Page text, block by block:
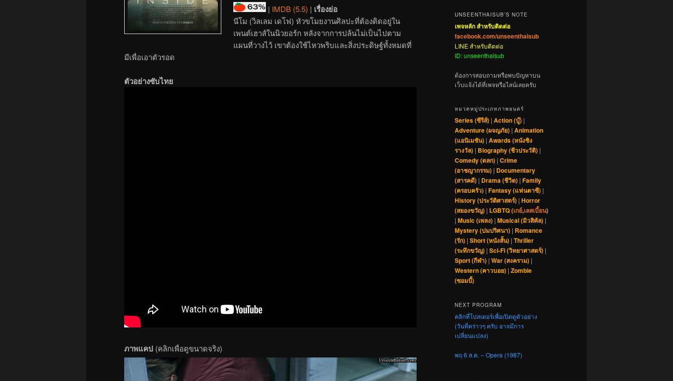
| IMDB (5.5) | เรื่องย่อ
นีโม (วิลเลม เดโฟ) หัวขโมยงานศิลปะที่ต้องติดอยู่ใน
เพนต์เฮาส์ในนิวยอร์ก หลังจากการปล้นไม่เป็นไปตาม
แผนที่วางไว้ เขาต้องใช้ไหวพริบและสิ่งประดิษฐ์ทั้งหมดที่
มีเพื่อเอาตัวรอด
ตัวอย่างซับไทย
ภาพแคป (คลิกเพื่อดูขนาดจริง)
UNSEENTHAISUB’S NOTE
เพจหลัก สำหรับติดต่อ
facebook.com/unseenthaisub
LINE สำหรับติดต่อ
ID: unseenthaisub
ต้องการสอบถามหรือพบปัญหาบน
เว็บแจ้งได้ที่เพจหรือไลน์เลยครับ
หมวดหมู่ประเภทภาพยนตร์
Series (ซีรีส์) | Action (บู๊) |
Adventure (ผจญภัย) | Animation
(แอนิเมชัน) | Awards (หนังชิง
รางวัล) | Biography (ชีวประวัติ) |
Comedy (ตลก) | Crime
(อาชญากรรม) | Documentary
(สารคดี) | Drama (ชีวิต) | Family
(ครอบครัว) | Fantasy (แฟนตาซี) |
History (ประวัติศาสตร์) | Horror
(สยองขวัญ) | LGBTQ (เกย์,เลสเบี้ยน)
| Music (เพลง) | Musical (มิวสิคัล) |
Mystery (ปมปริศนา) | Romance
(รัก) | Short (หนังสั้น) | Thriller
(ระทึกขวัญ) | Sci-Fi (วิทยาศาสตร์) |
Sport (กีฬา) | War (สงคราม) |
Western (คาวบอย) | Zombie
(ซอมบี้)
NEXT PROGRAM
คลิกที่โปสเตอร์เพื่อเปิดดูตัวอย่าง
(วันที่คร่าวๆ ครับ อาจมีการ
เปลี่ยนแปลง)
พฤ 6 ส.ค. – Opera (1987)